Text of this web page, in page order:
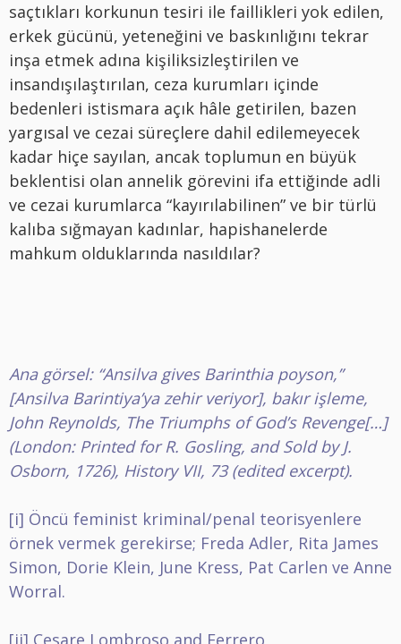
saçtıkları korkunun tesiri ile faillikleri yok edilen,
erkek gücünü, yeteneğini ve baskınlığını tekrar
inşa etmek adına kişiliksizleştirilen ve
insandışılaştırılan, ceza kurumları içinde
bedenleri istismara açık hâle getirilen, bazen
yargısal ve cezai süreçlere dahil edilemeyecek
kadar hiçe sayılan, ancak toplumun en büyük
beklentisi olan annelik görevini ifa ettiğinde adli
ve cezai kurumlarca “kayırılabilinen” ve bir türlü
kalıba sığmayan kadınlar, hapishanelerde
mahkum olduklarında nasıldılar?
Ana görsel: “Ansilva gives Barinthia poyson,”
[Ansilva Barintiya’ya zehir veriyor], bakır işleme,
John Reynolds, The Triumphs of God’s Revenge[…]
(London: Printed for R. Gosling, and Sold by J.
Osborn, 1726), History VII, 73 (edited excerpt).
[i] Öncü feminist kriminal/penal teorisyenlere
örnek vermek gerekirse; Freda Adler, Rita James
Simon, Dorie Klein, June Kress, Pat Carlen ve Anne
Worral.